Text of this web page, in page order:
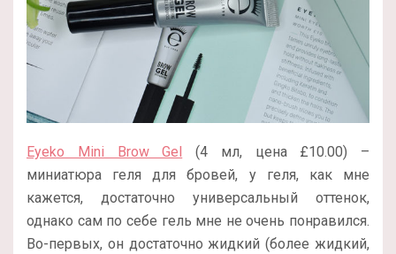
Eyeko Mini Brow Gel
(4 мл, цена £10.00) –
миниатюра геля для бровей, у геля, как мне
кажется, достаточно универсальный оттенок,
однако сам по себе гель мне не очень понравился.
Во-первых, он достаточно жидкий (более жидкий,